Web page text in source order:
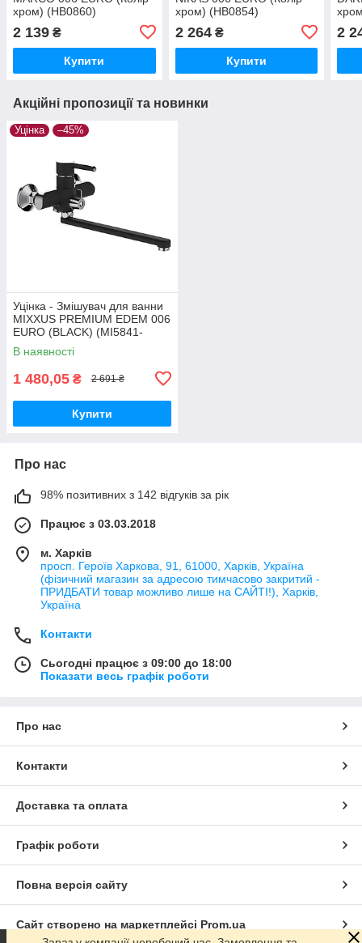
хром) (HB0860)
2 139 ₴
Купити
хром) (HB0854)
2 264₴
Купити
2
Акційні пропозиції та новинки
Уцінка –45%
Уцінка - Змішувач для ванни
MIXXUS PREMIUM EDEM 006
EURO (BLACK) (MI5841-
20260622-8040)
В наявності
1 480,05 ₴ 2 691 ₴
Купити
Про нас
98% позитивних з 142 відгуків за рік
Працює з 03.03.2018
м. Харків
просп. Героїв Харкова, 91, 61000, Харків, Україна
(фізичний магазин за адресою тимчасово закритий -
ПРИДБАТИ товар можливо лише на САЙТІ!), Харків,
Україна
Контакти
Сьогодні працює з 09:00 до 18:00
Показати весь графік роботи
Про нас
Контакти
Доставка та оплата
Графік роботи
Повна версія сайту
Сайт створено на маркетплейсі Prom.ua